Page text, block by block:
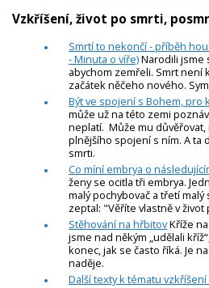
Vzkříšení, život po smrti,
Smrtí to nekončí - příběh
- Minuta o víře)Narodili jsme
abychom zemřeli. Smrt není
začátek něčeho nového.
Být ve spojení s Bohem,
může už na této zemi
neplatí. Může mu
plnějšího spojení s ním. A ta
smrti.
Co míní embrya o
ženy se ocitla tři embrya.
malý pochybovač a třetí
zeptal: "Věříte vlastně v
Stěhování na hřbitovKříže
jsme nad někým „udělali
konec, jak se často říká. Je
naděje.
Další texty k tématu